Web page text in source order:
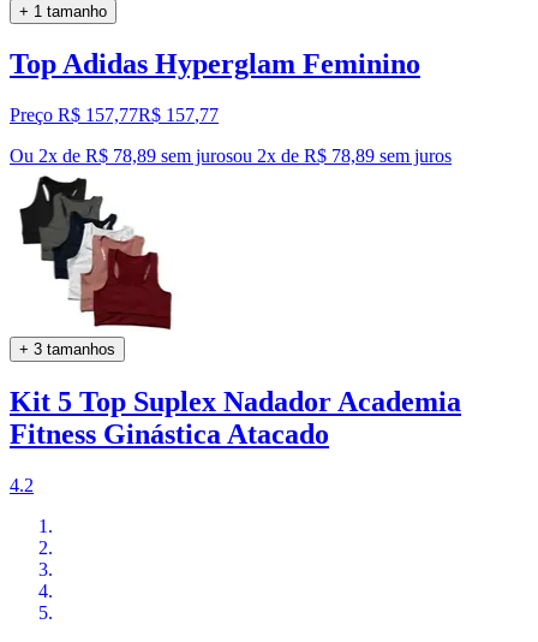
+ 1 tamanho
Top Adidas Hyperglam Feminino
Preço R$ 157,77R$ 157,77
Ou 2x de R$ 78,89 sem jurosou 2x de R$ 78,89 sem juros
+ 3 tamanhos
Kit 5 Top Suplex Nadador Academia
Fitness Ginástica Atacado
4.2